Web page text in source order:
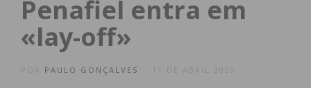
Penafiel entra em
«lay-off»
PAULO GONÇALVES 11 DE ABRIL 2020